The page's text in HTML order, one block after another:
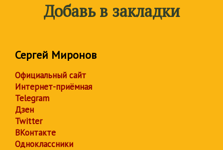
Добавь в закладки
Сергей Миронов
Официальный сайт
Интернет-приёмная
Telegram
Дзен
Twitter
ВКонтакте
Одноклассники